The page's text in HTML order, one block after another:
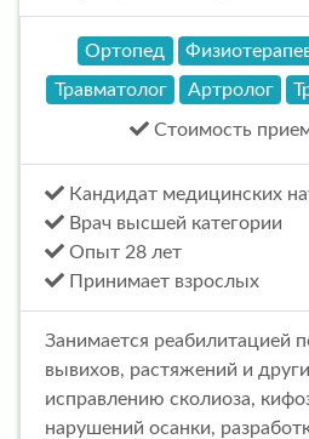
Ортопед
Травматолог
Артролог
Стоимость
Кандидат медицинских
Врач высшей категории
Опыт 28 лет
Принимает взрослых
Занимается реабилитацией
вывихов, растяжений и
исправлению сколиоза,
нарушений осанки,